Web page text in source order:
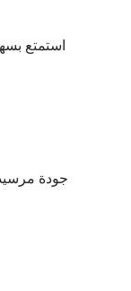
استمتع
جودة